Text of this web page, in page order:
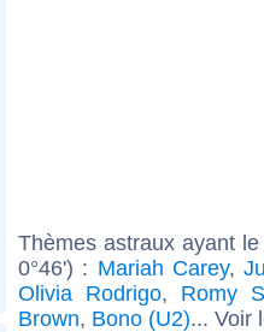
Thèmes astraux ayant
0°46') : Mariah Carey,
Olivia Rodrigo, Romy
Brown, Bono (U2)... Voir